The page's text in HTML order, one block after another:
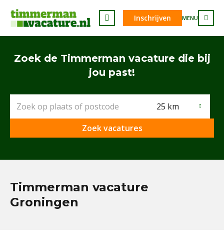
Inschrijven MENU
Zoek de Timmerman vacature die bij
jou past!
25 km
Zoek vacatures
Timmerman vacature
Groningen